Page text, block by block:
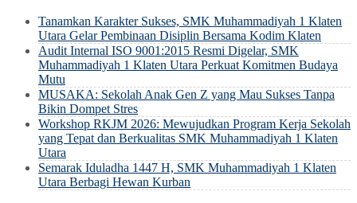
Tanamkan Karakter Sukses, SMK Muhammadiyah 1 Klaten
Utara Gelar Pembinaan Disiplin Bersama Kodim Klaten
Audit Internal ISO 9001:2015 Resmi Digelar, SMK
Muhammadiyah 1 Klaten Utara Perkuat Komitmen Budaya
Mutu
MUSAKA: Sekolah Anak Gen Z yang Mau Sukses Tanpa
Bikin Dompet Stres
Workshop RKJM 2026: Mewujudkan Program Kerja Sekolah
yang Tepat dan Berkualitas SMK Muhammadiyah 1 Klaten
Utara
Semarak Iduladha 1447 H, SMK Muhammadiyah 1 Klaten
Utara Berbagi Hewan Kurban